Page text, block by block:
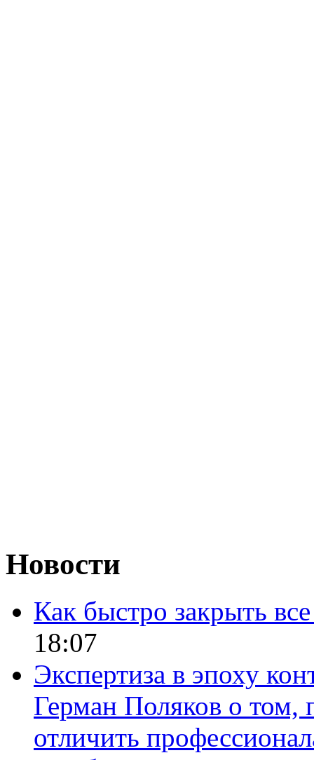
Новости
Как быстро закрыть
18:07
Экспертиза в эпоху
Герман Поляков о том,
отличить